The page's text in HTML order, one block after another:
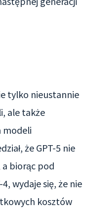
tylko nieustannie
ale także
modeli
że GPT-5 nie
a biorąc pod
wydaje się, że nie
kosztów